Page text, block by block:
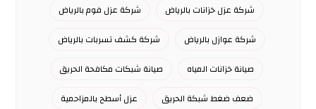
شركة عزل خزانات بالرياض
شركة عزل فوم بالرياض
شركة عوازل بالرياض
شركة كشف تسربات بالرياض
صيانة خزانات المياه
صيانة شبكات مكافحة الحريق
ضعف ضغط شبكة الحريق
عزل أسطح بالمزاحمية